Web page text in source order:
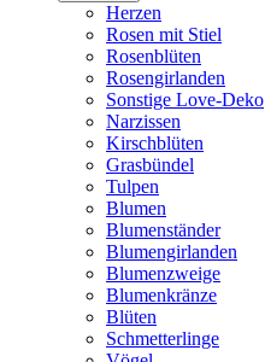
Herzen
Rosen mit Stiel
Rosenblüten
Rosengirlanden
Sonstige Love-Deko
Narzissen
Kirschblüten
Grasbündel
Tulpen
Blumen
Blumenständer
Blumengirlanden
Blumenzweige
Blumenkränze
Blüten
Schmetterlinge